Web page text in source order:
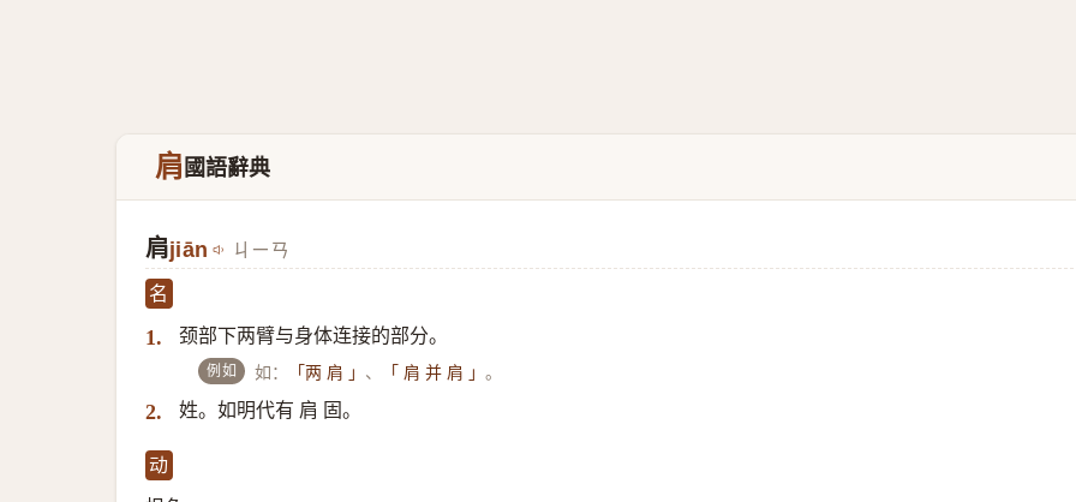
肩國語辭典
肩jiān ㄐㄧㄢ
名
1. 颈部下两臂与身体连接的部分。
例如 如： 「两 肩 」 、 「 肩 并 肩 」。
2. 姓。如明代有 肩 固。
动